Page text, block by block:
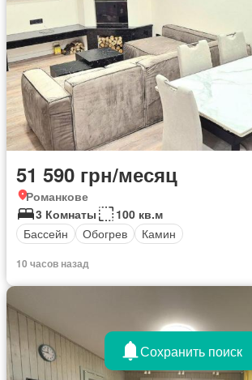
51 590 грн/месяц
Романкове
3 Комнаты
100 кв.м
Бассейн
Обогрев Камин
10 часов назад
Сохранить поиск